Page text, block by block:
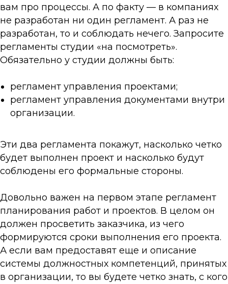
вам про процессы. А по факту — в компаниях
не разработан ни один регламент. А раз не
разработан, то и соблюдать нечего. Запросите
регламенты студии «на посмотреть».
Обязательно у студии должны быть:
регламент управления проектами;
регламент управления документами внутри
организации.
Эти два регламента покажут, насколько четко
будет выполнен проект и насколько будут
соблюдены его формальные стороны.
Довольно важен на первом этапе регламент
планирования работ и проектов. В целом он
должен просветить заказчика, из чего
формируются сроки выполнения его проекта.
А если вам предоставят еще и описание
системы должностных компетенций, принятых
в организации, то вы будете четко знать, с кого